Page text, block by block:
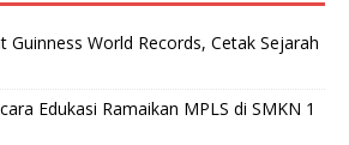
Guinness World Records, Cetak Sejarah
Edukasi Ramaikan MPLS di SMKN 1